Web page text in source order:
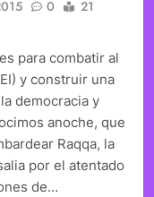
0
21
para combatir al
y construir una
democracia y
anoche, que
Raqqa, la
por el atentado
de…